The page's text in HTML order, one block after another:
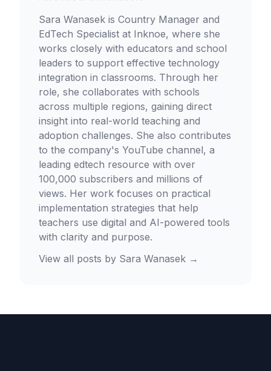
Sara Wanasek is Country Manager and
EdTech Specialist at Inknoe, where she
works closely with educators and school
leaders to support effective technology
integration in classrooms. Through her
role, she collaborates with schools
across multiple regions, gaining direct
insight into real-world teaching and
adoption challenges. She also contributes
to the company's YouTube channel, a
leading edtech resource with over
100,000 subscribers and millions of
views. Her work focuses on practical
implementation strategies that help
teachers use digital and AI-powered tools
with clarity and purpose.
View all posts by Sara Wanasek →